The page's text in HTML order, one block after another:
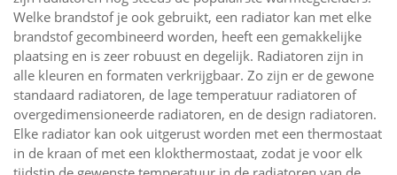
Welke brandstof je ook gebruikt, een radiator kan met elke
brandstof gecombineerd worden, heeft een gemakkelijke
plaatsing en is zeer robuust en degelijk. Radiatoren zijn in
alle kleuren en formaten verkrijgbaar. Zo zijn er de gewone
standaard radiatoren, de lage temperatuur radiatoren of
overgedimensioneerde radiatoren, en de design radiatoren.
Elke radiator kan ook uitgerust worden met een thermostaat
in de kraan of met een klokthermostaat, zodat je voor elk